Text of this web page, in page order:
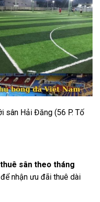
sân Hải Đăng (56 P. Tố
sân theo tháng
nhận ưu đãi thuê dài